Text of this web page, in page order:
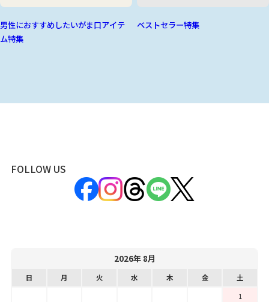
男性におすすめしたいがま口アイテ
ム特集
ベストセラー特集
FOLLOW US
2026年 8月
日 月 火 水 木 金
土
1